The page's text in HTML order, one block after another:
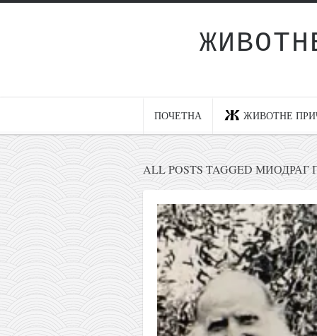
ПОЧЕТНА ЖИВОТНЕ
интернет пословање
исхраном до здравља
мој хаику
моменти и места
бонус садржај
светлопис
законоправило
духовни отац
православље
ALL POSTS TAGGED